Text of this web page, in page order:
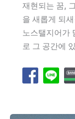
재현되는 꿈,
을 새롭게 되
노스탤지어가
로 그 공간에